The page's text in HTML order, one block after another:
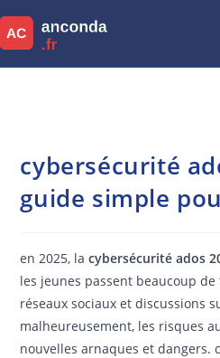
to
content
cybersécurité
guide simple
en 2025, lacybersécurité ados
les jeunes passent beaucoup
réseaux sociaux et discussions
malheureusement, les risques
nouvelles arnaques et dangers.